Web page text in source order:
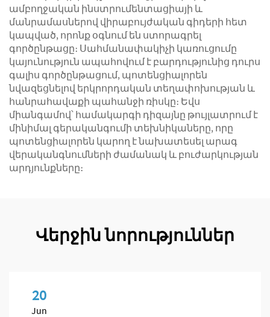
ամբողջական ինստրումենտացիայի և
մանրամասներով վիրաբույժական գիդերի հետ
կապված, որոնք օգնում են ստորագրել
գործընթացը։ Սահմանափակիչի կառուցումը
կայունություն ապահովում է բարդությունից դուրս
գալիս գործընթացում, պոտենցիալորեն
նվազեցնելով երկրորդական տեղափոխության և
հանրահավաքի պահանջի ռիսկը։ Եվս
միանգամով՝ համակարգի դիզայնը թույլատրում է
մինիմալ գերականգումի տեխնիկաները, որը
պոտենցիալորեն կարող է նախատեսել արագ
վերականգնումների ժամանակ և բուժարկության
արդյունքները։
Վերջին նորություններ
20
Jun